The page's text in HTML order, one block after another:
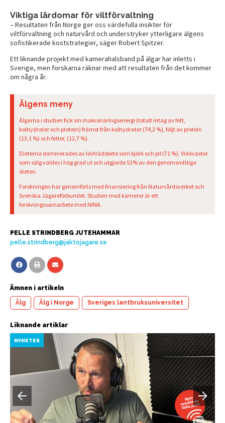
Älgens meny
Älgarna i studien fick sin makronäringsenergi (totalt intag av fett,
kolhydrater och protein) främst från kolhydrater (74,2 %), följt av protein
(13,1 %) och fetter, (12,7 %).
Dieterna dominerades av lövträdsbete som björk och pil (71 %). Videväxter
som sälg valdes i hög grad ut och utgjorde 51% av den genomsnittliga
dieten.
Forskningen har genomförts med finansiering från Naturvårdsverket och
Svenska Jägareförbundet. Studien med kameror är ett
forskningssamarbete med NINA.
Viktiga lärdomar för viltförvaltning
– Resultaten från Norge ger oss värdefulla insikter för
viltförvaltning och naturvård och understryker ytterligare älgens
sofistikerade koststrategier, säger Robert Spitzer.
Ett liknande projekt med kamerahalsband på älgar har inletts i
Sverige, men forskarna räknar med att resultaten från det kommer
om några år.
PELLE STRINDBERG JUTEHAMMAR
pelle.strindberg@jaktojagare.se
Ämnen i artikeln
Älg Älg i Norge Sveriges lantbruksuniversitet
Liknande artiklar
NYHETER